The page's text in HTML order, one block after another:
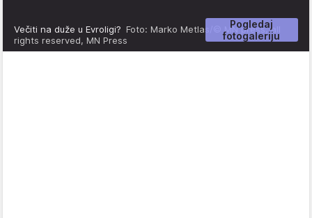
Pogledaj
fotogaleriju
Večiti na duže u Evroligi? Foto: Marko Metlas/© MN press, all
rights reserved, MN Press